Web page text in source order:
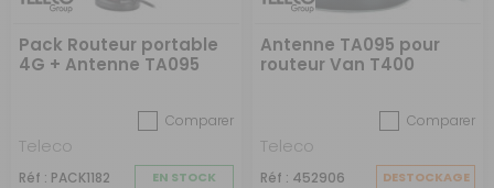
Pack Routeur portable
4G + Antenne TA095
Comparer
Teleco
Réf : PACK1182 EN STOCK
Antenne TA095 pour
routeur Van T400
Comparer
Teleco
Réf : 452906 DESTOCKAGE